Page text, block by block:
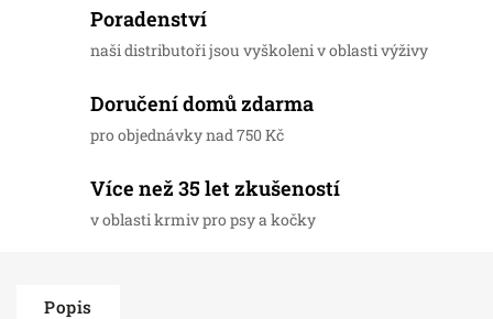
Poradenství
naši distributoři jsou vyškoleni v oblasti výživy
Doručení domů zdarma
pro objednávky nad 750 Kč
Více než 35 let zkušeností
v oblasti krmiv pro psy a kočky
Popis